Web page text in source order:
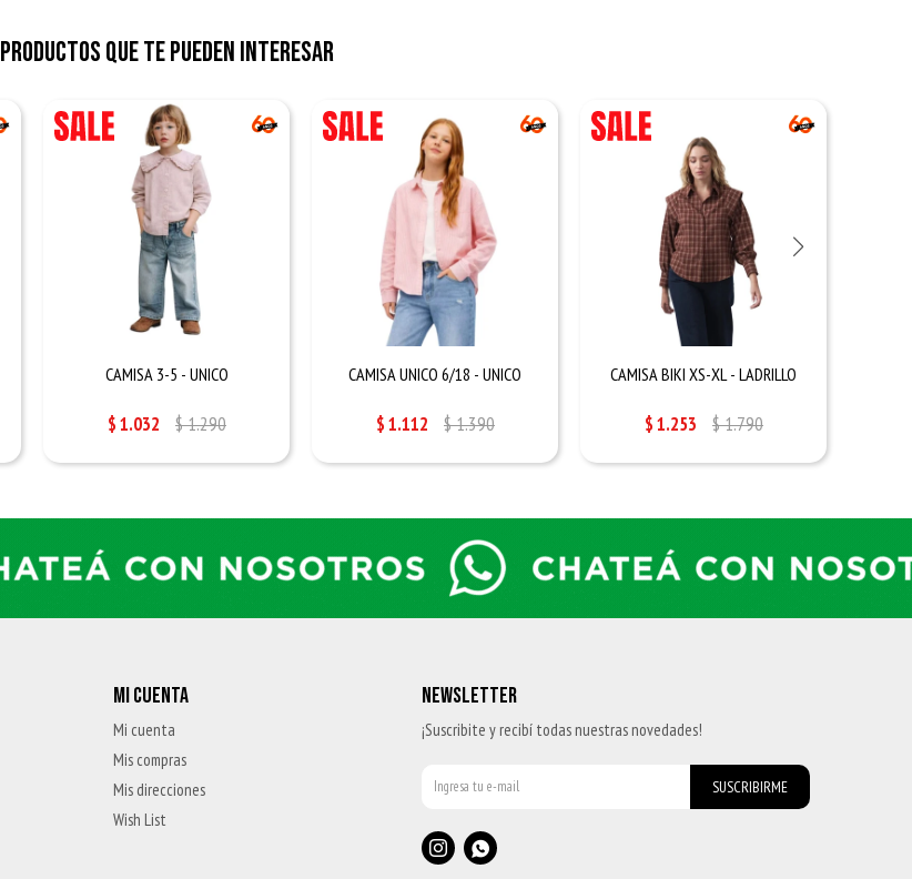
Productos que te pueden interesar
CAMISA 3-5 - UNICO
$1.032 $1.290
CAMISA UNICO 6/18 - UNICO
$1.112 $1.390
CAMISA BIKI XS-XL - LADRILLO
$1.253 $1.790
MI CUENTA
Mi cuenta
Mis compras
Mis direcciones
Wish List
NEWSLETTER
¡Suscribite y recibí todas nuestras novedades!
SUSCRIBIRME
 